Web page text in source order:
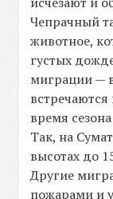
Чепрачный
животное,
густых
миграции —
время
Так, на
высотах до
Другие
пожарами и